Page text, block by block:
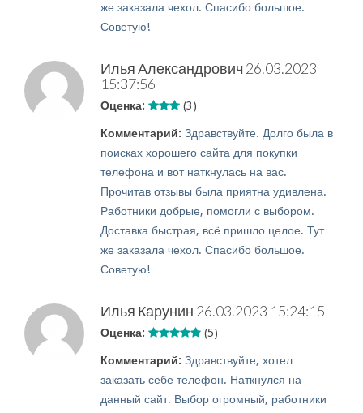
же заказала чехол. Спасибо большое.
Советую!
Илья Александрович26.03.2023
15:37:56
Оценка: (3)
Комментарий: Здравствуйте. Долго была в
поисках хорошего сайта для покупки
телефона и вот наткнулась на вас.
Прочитав отзывы была приятна удивлена.
Работники добрые, помогли с выбором.
Доставка быстрая, всё пришло целое. Тут
же заказала чехол. Спасибо большое.
Советую!
Илья Карунин 26.03.2023 15:24:15
Оценка: (5)
Комментарий: Здравствуйте, хотел
заказать себе телефон. Наткнулся на
данный сайт. Выбор огромный, работники